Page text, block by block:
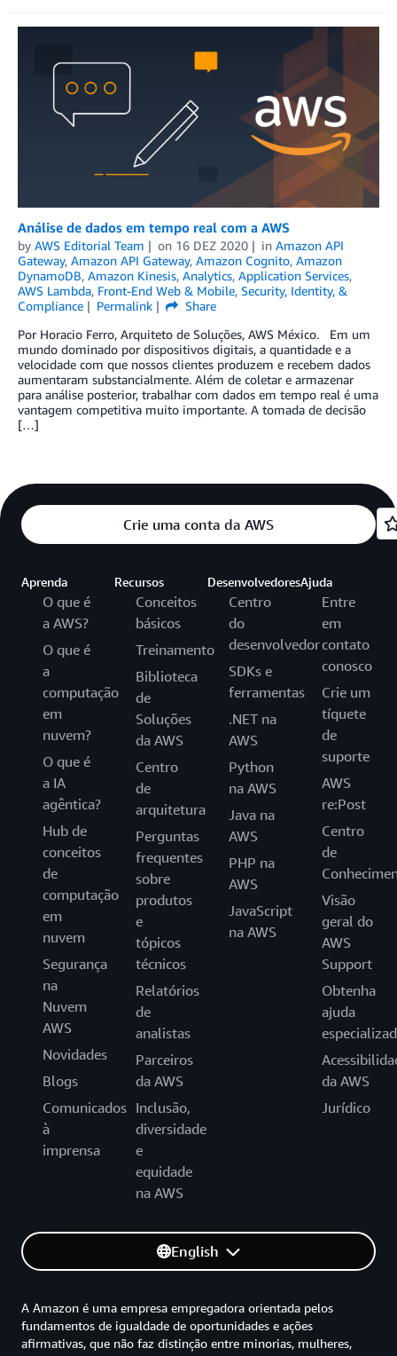
Análise de dados em tempo real com a AWS
by AWS Editorial Team on 16 DEZ 2020 in Amazon API
Gateway, Amazon API Gateway, Amazon Cognito, Amazon
DynamoDB, Amazon Kinesis, Analytics, Application Services,
AWS Lambda, Front-End Web & Mobile, Security, Identity, &
Compliance
Permalink
Share
Por Horacio Ferro, Arquiteto de Soluções, AWS México. Em um
mundo dominado por dispositivos digitais, a quantidade e a
velocidade com que nossos clientes produzem e recebem dados
aumentaram substancialmente. Além de coletar e armazenar
para análise posterior, trabalhar com dados em tempo real é uma
vantagem competitiva muito importante. A tomada de decisão
[…]
Crie uma conta da AWS
Aprenda
O que é
a AWS?
O que é
a
computação
em
nuvem?
O que é
a IA
agêntica?
Hub de
conceitos
de
computação
em
nuvem
Segurança
na
Nuvem
AWS
Novidades
Blogs
Comunicados
à
imprensa
Recursos
Conceitos
básicos
Treinamento
Biblioteca
de
Soluções
da AWS
Centro
de
arquitetura
Perguntas
frequentes
sobre
produtos
e
tópicos
técnicos
Relatórios
de
analistas
Parceiros
da AWS
Inclusão,
diversidade
e
equidade
na AWS
Desenvolvedores
Centro
do
desenvolvedor
SDKs e
ferramentas
.NET na
AWS
Python
na AWS
Java na
AWS
PHP na
AWS
JavaScript
na AWS
Ajuda
Entre
em
contato
conosco
Crie um
tíquete
de
suporte
AWS
re:Post
Centro
de
Visão
geral do
AWS
Support
Obtenha
ajuda
da AWS
Jurídico
English
A Amazon é uma empresa empregadora orientada pelos
fundamentos de igualdade de oportunidades e ações
afirmativas, que não faz distinção entre minorias, mulheres,